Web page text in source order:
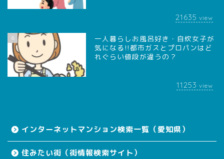
21635 view
6
一人暮らしお風呂好き・自炊女子が
気になる!!都市ガスとプロパンはど
れぐらい値段が違うの？
11253 view
インターネットマンション検索一覧（愛知県）
住みたい街（街情報検索サイト）